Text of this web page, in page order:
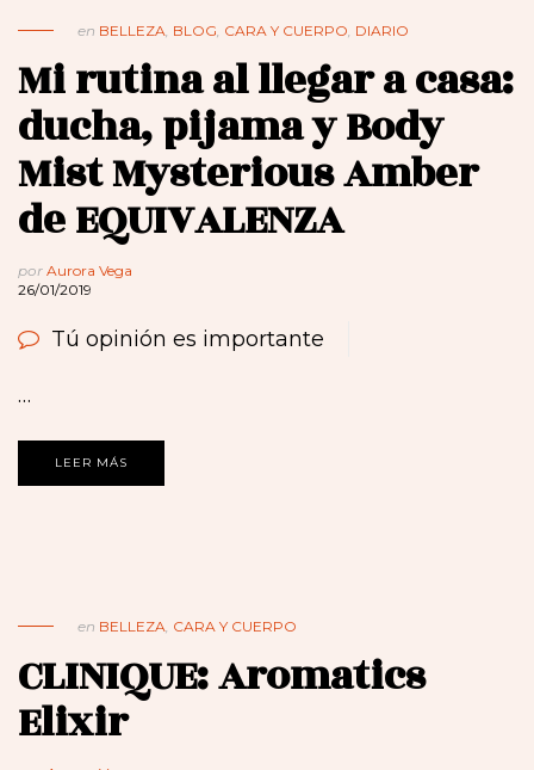
en BELLEZA, BLOG, CARA Y CUERPO, DIARIO
Mi rutina al llegar a casa:
ducha, pijama y Body
Mist Mysterious Amber
de EQUIVALENZA
por Aurora Vega
26/01/2019
Tú opinión es importante
…
LEER MÁS
en BELLEZA, CARA Y CUERPO
CLINIQUE: Aromatics
Elixir